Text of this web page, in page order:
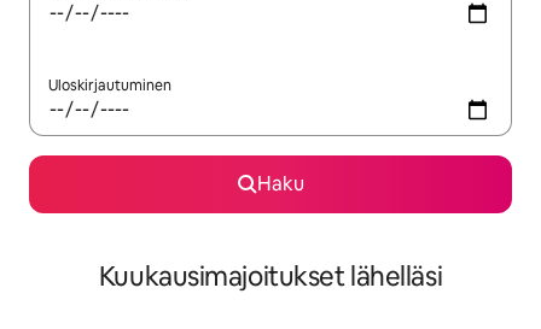
Uloskirjautuminen
Haku
Kuukausimajoitukset lähelläsi